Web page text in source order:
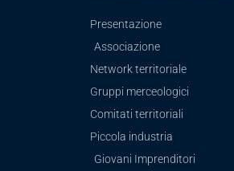
Presentazione
Associazione
Network territoriale
Gruppi merceologici
Comitati territoriali
Piccola industria
Giovani Imprenditori